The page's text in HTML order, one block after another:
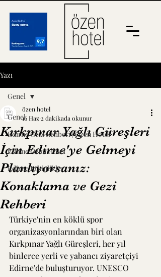
Yazı
Genel
Edirne Gezi Rehberi | Özen Hotel
Edirne Özen Hotel
Edirne Etkinlikler
Genel
Kırkpınar Yağlı Güreşleri
İçin Edirne'ye Gelmeyi
Planlıyorsanız:
Konaklama ve Gezi
Rehberi
özen hotel
16 Haz 2 dakikada okunur
Türkiye'nin en köklü spor
organizasyonlarından biri olan
Kırkpınar Yağlı Güreşleri, her yıl
binlerce yerli ve yabancı ziyaretçiyi
Edirne'de buluşturuyor. UNESCO